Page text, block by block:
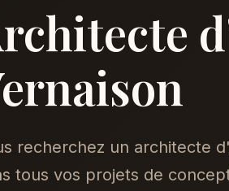
recherchez un architecte
tous vos projets de